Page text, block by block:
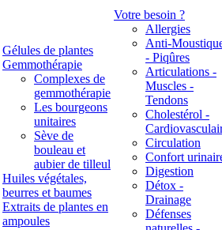
Gélules de plantes
Gemmothérapie
Complexes de
gemmothérapie
Les bourgeons
unitaires
Sève de
bouleau et
aubier de tilleul
Huiles végétales,
beurres et baumes
Extraits de plantes en
ampoules
Votre besoin ?
Allergies
Anti-
- Piqûres
Articulations -
Muscles -
Tendons
Cholestérol -
Circulation
Confort
Digestion
Détox -
Drainage
Défenses